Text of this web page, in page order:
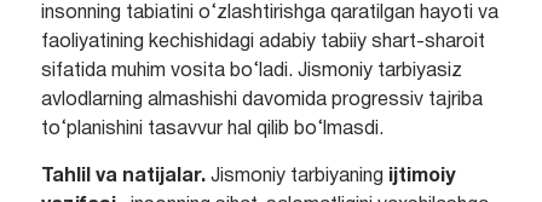
insonning tabiatini o‘zlashtirishga qaratilgan hayoti va
faoliyatining kechishidagi adabiy tabiiy shart-sharoit
sifatida muhim vosita bo‘ladi. Jismoniy tarbiyasiz
avlodlarning almashishi davomida progressiv tajriba
to‘planishini tasavvur hal qilib bo‘lmasdi.
Tahlil va natijalar.Jismoniy tarbiyaning
ijtimoiy